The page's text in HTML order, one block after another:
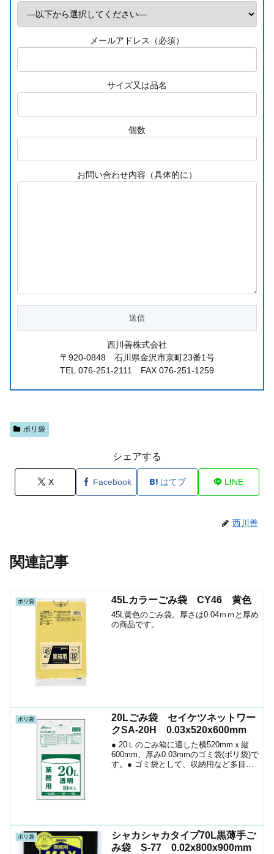
メールアドレス（必須）
サイズ又は品名
個数
お問い合わせ内容（具体的に）
西川善株式会社
〒920-0848 石川県金沢市京町23番1号
TEL 076-251-2111 FAX 076-251-1259
ポリ袋
シェアする
X Facebook はてブ LINE
西川善
関連記事
ポリ袋 45Lカラーごみ袋 CY46 黄色
45L黄色のごみ袋。厚さは0.04ｍｍと厚め
の商品です。
ポリ袋
20Lごみ袋 セイケツネットワー
クSA-20H 0.03x520x600mm
● 20Ｌのごみ箱に適した横520mmｘ縦
600mm、厚み0.03mmのゴミ袋(ポリ袋)で
す。● ゴミ袋として、収納用など多目的
ポリ袋
シャカシャカタイプ70L黒薄手ご
み袋 S-77 0.02x800x900mm